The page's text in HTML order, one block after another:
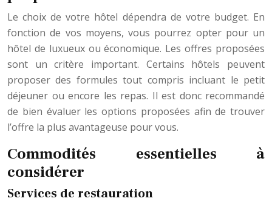
Le choix de votre hôtel dépendra de votre budget. En
fonction de vos moyens, vous pourrez opter pour un
hôtel de luxueux ou économique. Les offres proposées
sont un critère important. Certains hôtels peuvent
proposer des formules tout compris incluant le petit
déjeuner ou encore les repas. Il est donc recommandé
de bien évaluer les options proposées afin de trouver
l’offre la plus avantageuse pour vous.
Commodités essentielles à
considérer
Services de restauration